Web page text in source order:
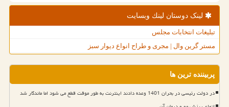
لینک دوستان لینك وبسایت
تبلیغات انتخابات مجلس
مستر گرین وال | مجری و طراح انواع دیوار سبز
پربیننده ترین ها
در دولت رئیسی در بحران 1401 وعده دادند اینترنت به طور موقت قطع می شود اما ماندگار شد